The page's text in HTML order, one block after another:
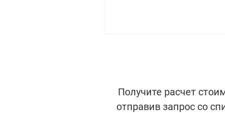
Получите расчет
отправив запрос со